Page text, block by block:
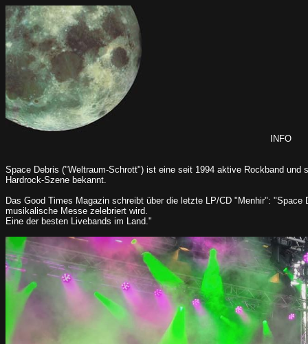
INFO
Space Debris ("Weltraum-Schrott") ist eine seit 1994 aktive Rockband
Hardrock-Szene bekannt.
Das Good Times Magazin schreibt über die letzte LP/CD "Menhir":
musikalische Messe zelebriert wird.
Eine der besten Livebands im Land."